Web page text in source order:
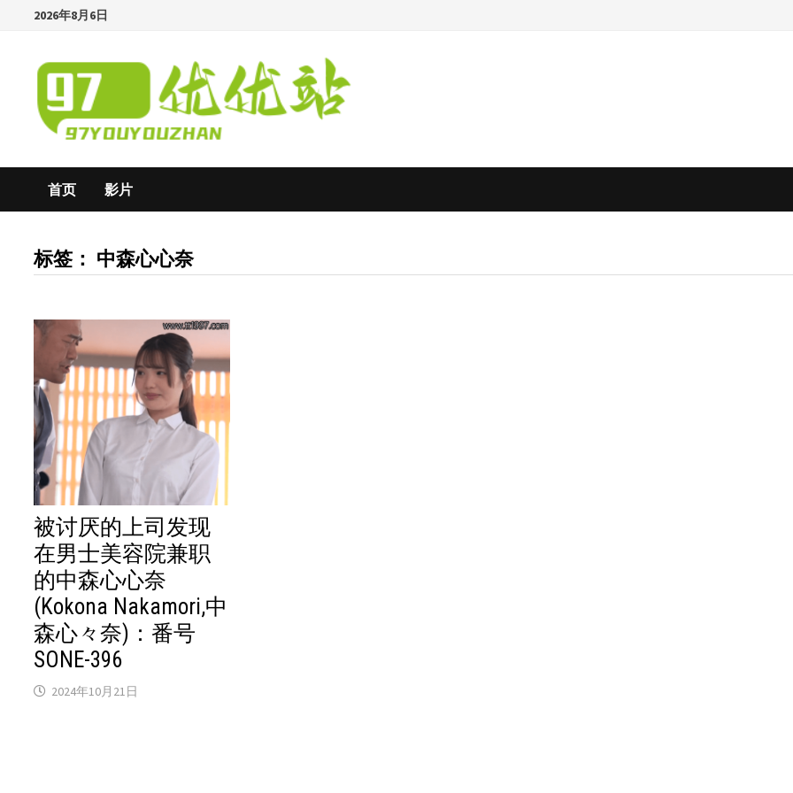
content
2026年8月6日
首页 影片
标签： 中森心心奈
被讨厌的上司发现
在男士美容院兼职
的中森心心奈
(Kokona Nakamori,中
森心々奈)：番号
SONE-396
2024年10月21日